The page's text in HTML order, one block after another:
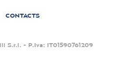
CONTACTS
S.r.l. - P.Iva: IT01590761209